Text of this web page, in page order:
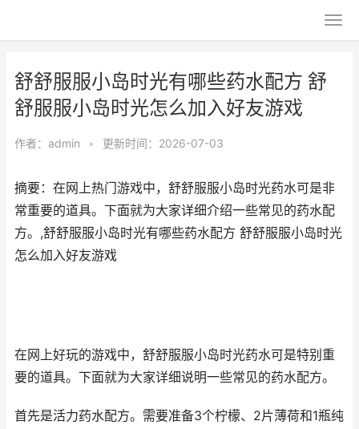
舒舒服服小岛时光有哪些药水配方 舒
舒服服小岛时光怎么加入好友游戏
作者： admin • 更新时间：2026-07-03
摘要：在网上热门游戏中，舒舒服服小岛时光药水可是非
常重要的道具。下面就为大家详细介绍一些常见的药水配
方。,舒舒服服小岛时光有哪些药水配方 舒舒服服小岛时光
怎么加入好友游戏
在网上好玩的游戏中，舒舒服服小岛时光药水可是特别重
要的道具。下面就为大家详细说明一些常见的药水配方。
首先是活力药水配方。需要准备3个柠檬、2片薄荷和1瓶纯